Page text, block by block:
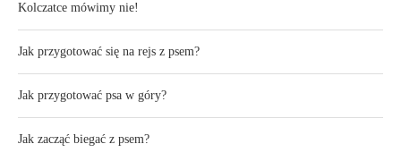
Kolczatce mówimy nie!
Jak przygotować się na rejs z psem?
Jak przygotować psa w góry?
Jak zacząć biegać z psem?